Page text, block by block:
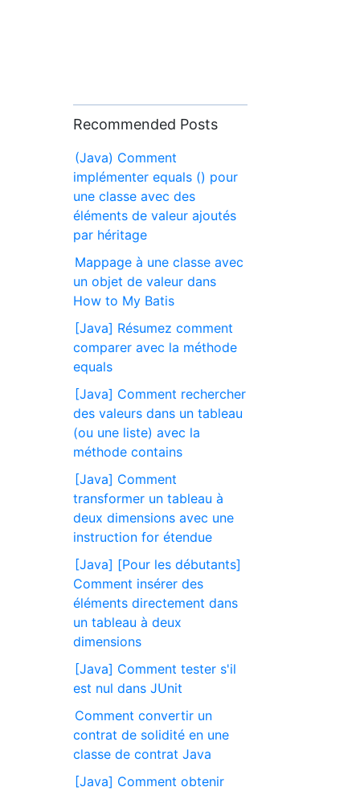
Recommended Posts
(Java) Comment
implémenter equals () pour
une classe avec des
éléments de valeur ajoutés
par héritage
Mappage à une classe avec
un objet de valeur dans
How to My Batis
[Java] Résumez comment
comparer avec la méthode
equals
[Java] Comment rechercher
des valeurs dans un tableau
(ou une liste) avec la
méthode contains
[Java] Comment
transformer un tableau à
deux dimensions avec une
instruction for étendue
[Java] [Pour les débutants]
Comment insérer des
éléments directement dans
un tableau à deux
dimensions
[Java] Comment tester s'il
est nul dans JUnit
Comment convertir un
contrat de solidité en une
classe de contrat Java
[Java] Comment obtenir